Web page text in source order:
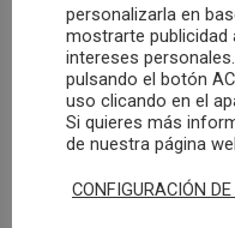
personalizarla en
mostrarte publicidad
intereses
pulsando el botón
uso clicando en el
Si quieres más
de nuestra página
CONFIGURACIÓN